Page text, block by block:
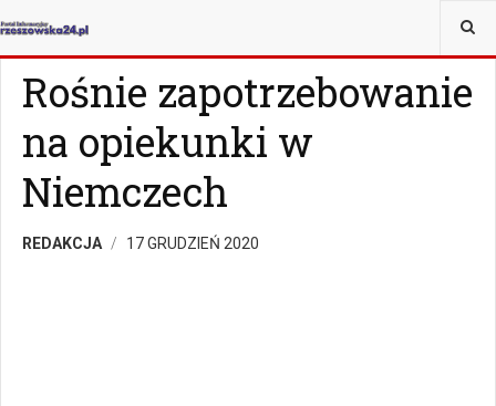
JESTEŚ TUTAJ:
Rośnie zapotrzebowanie
na opiekunki w
Niemczech
REDAKCJA 17 GRUDZIEŃ 2020